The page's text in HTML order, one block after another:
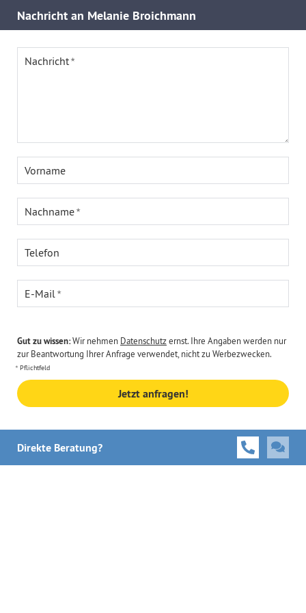
Nachricht an Melanie Broichmann
Nachricht
Vorname
Nachname
Telefon
E-Mail
Gut zu wissen:Wir nehmen Datenschutzernst. Ihre Angaben werden nur
zur Beantwortung Ihrer Anfrage verwendet, nicht zu Werbezwecken.
Pflichtfeld
Jetzt anfragen!
Direkte Beratung?